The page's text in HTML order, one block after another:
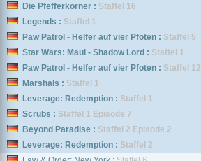
Die Pfefferkörner : Staffel 16
Legends : Staffel 1
Paw Patrol - Helfer auf vier Pfoten : Staffel 5
Star Wars: Maul - Shadow Lord : Staffel 1
Paw Patrol - Helfer auf vier Pfoten : Staffel 12
Marshals : Staffel 1
Leverage: Redemption : Staffel 1
Scrubs : Staffel 1 Episode 7
Beyond Paradise : Staffel 2 Episode 2
Leverage: Redemption : Staffel 2